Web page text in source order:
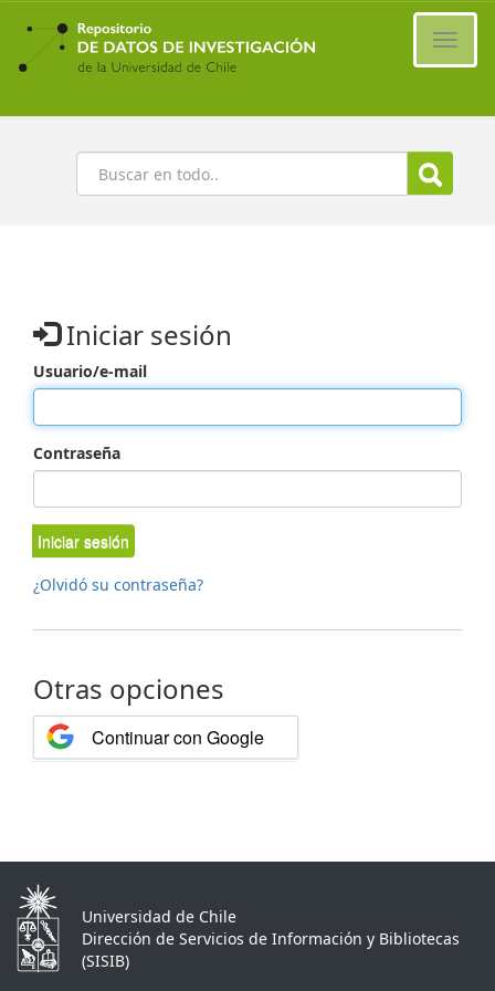
Ir
contenido
principal
Buscar
Iniciar sesión
Usuario/e-mail
Contraseña
Iniciar sesión
¿Olvidó su contraseña?
Otras opciones
Continuar con Google
Universidad de Chile
Dirección de Servicios de Información y Bibliotecas
(SISIB)